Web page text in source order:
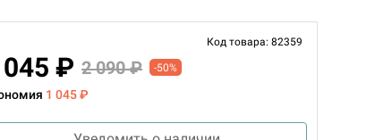
Код товара: 82359
045 ₽ 2 090 ₽ -50%
1 045 ₽